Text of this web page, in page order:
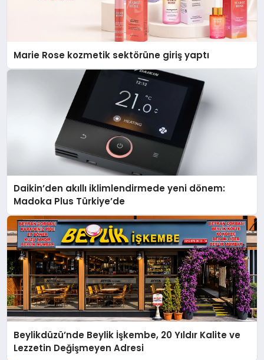
Marie Rose kozmetik sektörüne giriş yaptı
Daikin’den akıllı iklimlendirmede yeni dönem:
Madoka Plus Türkiye’de
Beylikdüzü’nde Beylik İşkembe, 20 Yıldır Kalite ve
Lezzetin Değişmeyen Adresi